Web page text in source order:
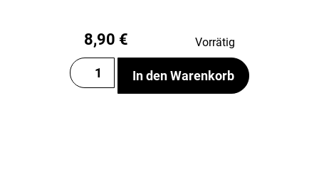
8,90 € Vorrätig
In den Warenkorb